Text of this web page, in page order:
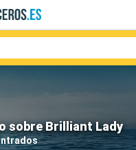
sobre Brilliant Lady